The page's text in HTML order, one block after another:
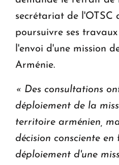
secrétariat de l'OTSC
poursuivre ses
l'envoi d'une mission
Arménie.
« Des consultations
déploiement de la
territoire arménien,
décision consciente
déploiement d'une